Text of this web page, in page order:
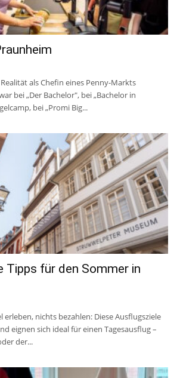
als Chefin eines Penny-Markts
bei „Der Bachelor", bei „Bachelor in
bei „Promi Big...
Tipps für den Sommer in
erleben, nichts bezahlen: Diese Ausflugsziele
eignen sich ideal für einen Tagesausflug –
der...